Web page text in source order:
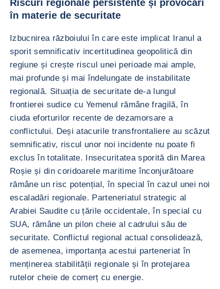
Riscuri regionale persistente și provocări
în materie de securitate
Izbucnirea războiului în care este implicat Iranul a
sporit semnificativ incertitudinea geopolitică din
regiune și crește riscul unei perioade mai ample,
mai profunde și mai îndelungate de instabilitate
regională. Situația de securitate de-a lungul
frontierei sudice cu Yemenul rămâne fragilă, în
ciuda eforturilor recente de dezamorsare a
conflictului. Deși atacurile transfrontaliere au scăzut
semnificativ, riscul unor noi incidente nu poate fi
exclus în totalitate. Insecuritatea sporită din Marea
Roșie și din coridoarele maritime înconjurătoare
rămâne un risc potențial, în special în cazul unei noi
escaladări regionale. Parteneriatul strategic al
Arabiei Saudite cu țările occidentale, în special cu
SUA, rămâne un pilon cheie al cadrului său de
securitate. Conflictul regional actual consolidează,
de asemenea, importanța acestui parteneriat în
menținerea stabilității regionale și în protejarea
rutelor cheie de comerț cu energie.